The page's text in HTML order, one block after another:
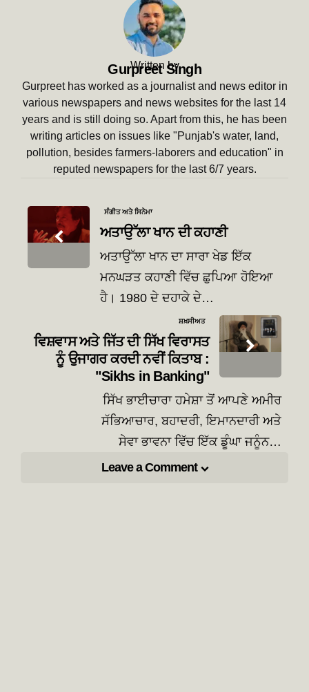
Written by
Gurpreet Singh
Gurpreet has worked as a journalist and news editor in
various newspapers and news websites for the last 14
years and is still doing so. Apart from this, he has been
writing articles on issues like "Punjab's water, land,
pollution, besides farmers-laborers and education" in
reputed newspapers for the last 6/7 years.
Post
navigation
ਸੰਗੀਤ ਅਤੇ ਸਿਨੇਮਾ
ਅਤਾਉੱਲਾ ਖਾਨ ਦੀ ਕਹਾਣੀ
ਅਤਾਉੱਲਾ ਖਾਨ ਦਾ ਸਾਰਾ ਖੇਡ ਇੱਕ
ਮਨਘੜਤ ਕਹਾਣੀ ਵਿੱਚ ਛੁਪਿਆ ਹੋਇਆ
ਹੈ। 1980 ਦੇ ਦਹਾਕੇ ਦੇ…
ਸ਼ਖ਼ਸੀਅਤ
ਵਿਸ਼ਵਾਸ ਅਤੇ ਜਿੱਤ ਦੀ ਸਿੱਖ ਵਿਰਾਸਤ
ਨੂੰ ਉਜਾਗਰ ਕਰਦੀ ਨਵੀਂ ਕਿਤਾਬ :
"Sikhs in Banking"
ਸਿੱਖ ਭਾਈਚਾਰਾ ਹਮੇਸ਼ਾ ਤੋਂ ਆਪਣੇ ਅਮੀਰ
ਸੱਭਿਆਚਾਰ, ਬਹਾਦਰੀ, ਇਮਾਨਦਾਰੀ ਅਤੇ
ਸੇਵਾ ਭਾਵਨਾ ਵਿੱਚ ਇੱਕ ਡੂੰਘਾ ਜਨੂੰਨ…
Leave a Comment